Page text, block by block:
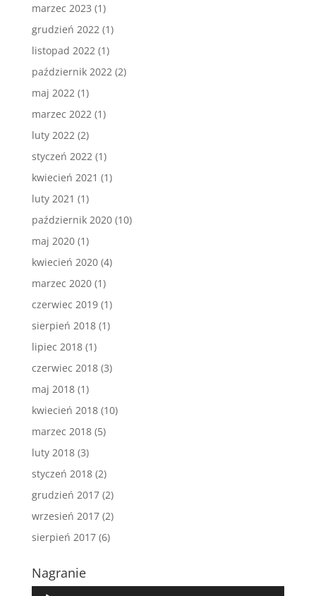
marzec 2023 (1)
grudzień 2022 (1)
listopad 2022 (1)
październik 2022 (2)
maj 2022 (1)
marzec 2022 (1)
luty 2022 (2)
styczeń 2022 (1)
kwiecień 2021 (1)
luty 2021 (1)
październik 2020(10)
maj 2020(1)
kwiecień 2020(4)
marzec 2020(1)
czerwiec 2019(1)
sierpień 2018(1)
lipiec 2018(1)
czerwiec 2018(3)
maj 2018(1)
kwiecień 2018(10)
marzec 2018(5)
luty 2018(3)
styczeń 2018(2)
grudzień 2017(2)
wrzesień 2017(2)
sierpień 2017(6)
Nagranie